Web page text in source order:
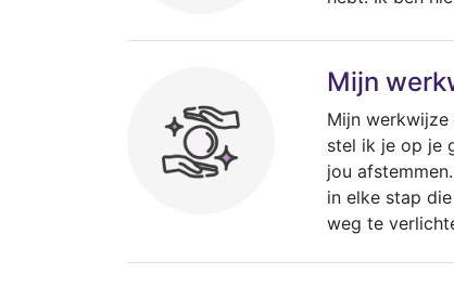
Mijn
Mijn
stel ik je op je
jou
in elke stap
weg te